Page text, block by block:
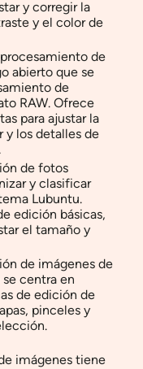
y corregir la
y el color de
de
abierto que se
de
RAW. Ofrece
para ajustar la
y los detalles de
de fotos
y clasificar
Lubuntu.
edición básicas,
el tamaño y
de imágenes de
centra en
de edición de
pinceles y
imágenes tiene